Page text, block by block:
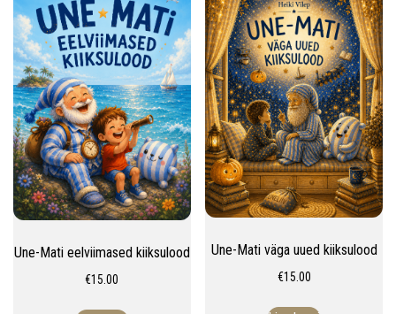
i
g
a
t
i
o
n
Une-Mati eelviimased kiiksulood
€15.00
Une-Mati väga uued kiiksulood
€15.00